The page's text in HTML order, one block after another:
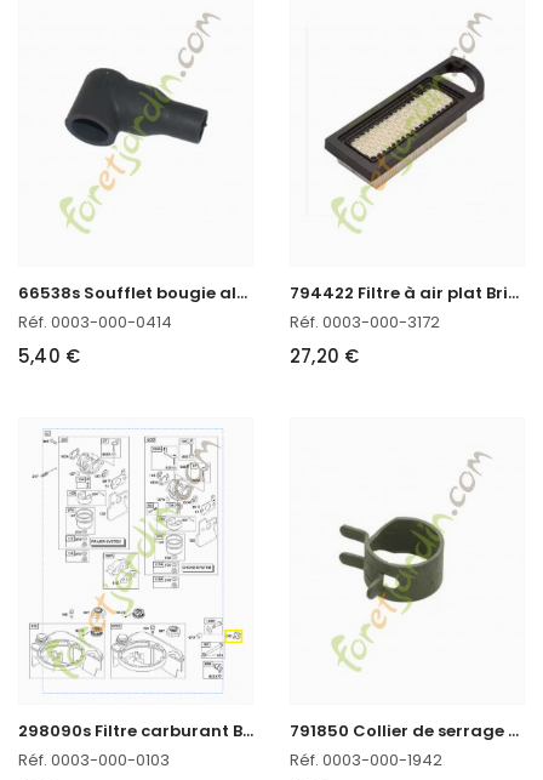
6
6538s Soufflet bougie alumage Briggs & Stratton
Réf. 0003-000-0414
5,40 €
7
94422 Filtre à air plat Briggs & Stratton
Réf. 0003-000-3172
27,20 €
2
98090s Filtre carburant Briggs & Stratton
Réf. 0003-000-0103
7
91850 Collier de serrage (4171/4229) Briggs & Stratton
Réf. 0003-000-1942